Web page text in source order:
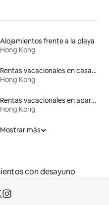
Alojamientos frente a la playa
Hong Kong
Rentas vacacionales en casas de huéspedes
Hong Kong
Rentas vacacionales en apartoteles
Hong Kong
Mostrar más
con desayuno